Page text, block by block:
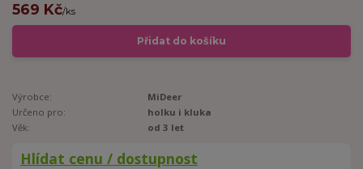
569 Kč/ks
Přidat do košíku
Výrobce:
MiDeer
Určeno pro:
holku i kluka
Věk:
od 3 let
Hlídat cenu / dostupnost